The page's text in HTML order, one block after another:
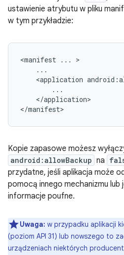
ustawienie atrybutu w pliku
w tym przykładzie:
<manifest ...
<application
</application>
Kopie zapasowe możesz
android:allowBackup na
przydatne, jeśli aplikacja może
pomocą innego mechanizmu lub
informacje poufne.
Uwaga: w przypadku aplikacji
(poziom API 31) lub nowszego to
urządzeniach niektórych